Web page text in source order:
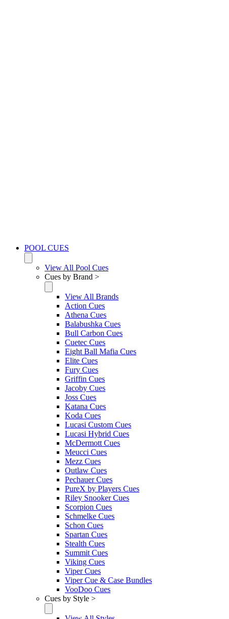
POOL CUES
View All Pool Cues
Cues by Brand >
View All Brands
Action Cues
Athena Cues
Balabushka Cues
Bull Carbon Cues
Cuetec Cues
Eight Ball Mafia Cues
Elite Cues
Fury Cues
Griffin Cues
Jacoby Cues
Joss Cues
Katana Cues
Koda Cues
Lucasi Custom Cues
Lucasi Hybrid Cues
McDermott Cues
Meucci Cues
Mezz Cues
Outlaw Cues
Pechauer Cues
PureX by Players Cues
Riley Snooker Cues
Scorpion Cues
Schmelke Cues
Schon Cues
Spartan Cues
Stealth Cues
Summit Cues
Viking Cues
Viper Cues
Viper Cue & Case Bundles
VooDoo Cues
Cues by Style >